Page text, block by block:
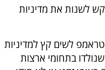
לשנות את מדיניות
לשים קץ למדיניות
שנולדו בתחומי ארצות